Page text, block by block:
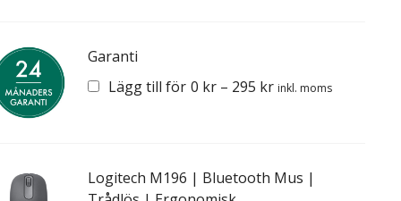
Garanti
Lägg till för 0 kr – 295 kr inkl. moms
Logitech M196 | Bluetooth Mus |